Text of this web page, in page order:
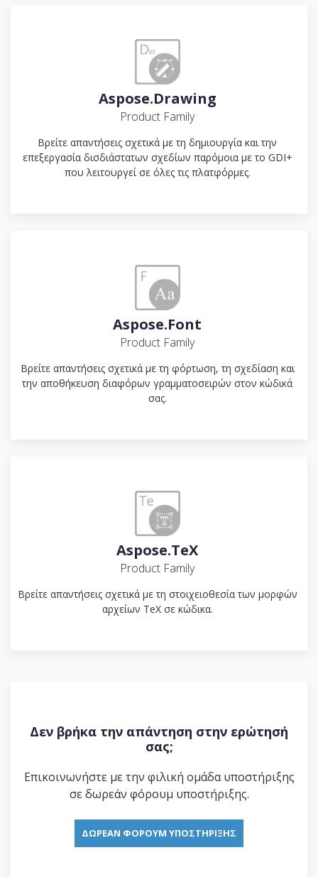
Aspose.Drawing
Product Family
Βρείτε απαντήσεις σχετικά με τη δημιουργία και την
επεξεργασία δισδιάστατων σχεδίων παρόμοια με το GDI+
που λειτουργεί σε όλες τις πλατφόρμες.
Aspose.Font
Product Family
Βρείτε απαντήσεις σχετικά με τη φόρτωση, τη σχεδίαση και
την αποθήκευση διαφόρων γραμματοσειρών στον κώδικά
σας.
Aspose.TeX
Product Family
Βρείτε απαντήσεις σχετικά με τη στοιχειοθεσία των μορφών
αρχείων TeX σε κώδικα.
Δεν βρήκα την απάντηση στην ερώτησή
σας;
Επικοινωνήστε με την φιλική ομάδα υποστήριξης
σε δωρεάν φόρουμ υποστήριξης.
ΔΩΡΕΆΝ ΦΌΡΟΥΜ ΥΠΟΣΤΉΡΙΞΗΣ